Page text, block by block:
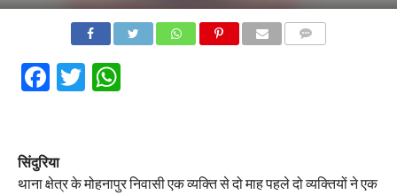
Facebook
Twitter
WhatsApp
सिंदुरिया
थाना क्षेत्र के मोहनापुर निवासी एक व्यक्ति से दो माह पहले दो व्यक्तियों ने एक